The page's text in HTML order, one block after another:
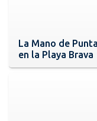
La Mano de
en la Playa Brava